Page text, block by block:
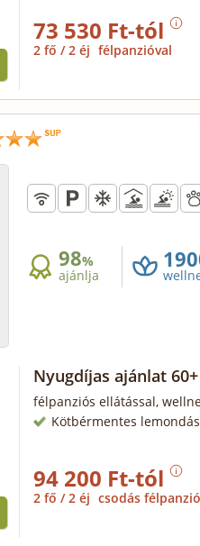
73 530 Ft-tól
2 fő / 2 éj félpanzióval
98%
ajánlja
Nyugdíjas ajánlat 60+
félpanziós ellátással,
Kötbérmentes
94 200 Ft-tól
2 fő / 2 éj csodás